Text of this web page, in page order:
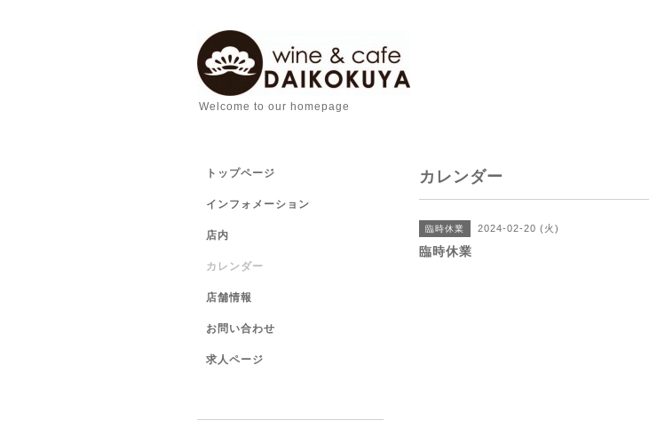
Welcome to our homepage
カレンダー
臨時休業 2024-02-20 (火)
臨時休業
トップページ
インフォメーション
店内
カレンダー
店舗情報
お問い合わせ
求人ページ